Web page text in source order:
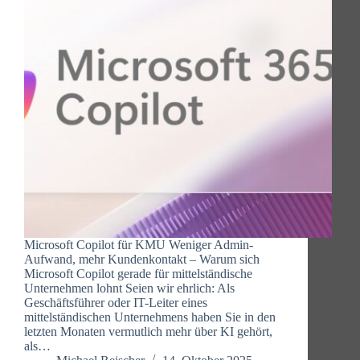
Microsoft Copilot für KMU Weniger Admin-
Aufwand, mehr Kundenkontakt – Warum sich
Microsoft Copilot gerade für mittelständische
Unternehmen lohnt Seien wir ehrlich: Als
Geschäftsführer oder IT-Leiter eines
mittelständischen Unternehmens haben Sie in den
letzten Monaten vermutlich mehr über KI gehört,
als…